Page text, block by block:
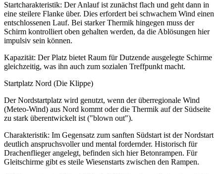
Startcharakteristik: Der Anlauf ist zunächst flach und geht dann in
eine steilere Flanke über. Dies erfordert bei schwachem Wind einen
entschlossenen Lauf. Bei starker Thermik hingegen muss der
Schirm kontrolliert oben gehalten werden, da die Ablösungen hier
impulsiv sein können.
Kapazität: Der Platz bietet Raum für Dutzende ausgelegte Schirme
gleichzeitig, was ihn auch zum sozialen Treffpunkt macht.
Startplatz Nord (Die Klippe)
Der Nordstartplatz wird genutzt, wenn der überregionale Wind
(Meteo-Wind) aus Nord kommt oder die Thermik auf der Südseite
zu stark überentwickelt ist ("blown out").
Charakteristik: Im Gegensatz zum sanften Südstart ist der Nordstart
deutlich anspruchsvoller und mental fordernder. Historisch für
Drachenflieger angelegt, befinden sich hier Betonrampen. Für
Gleitschirme gibt es steile Wiesenstarts zwischen den Rampen.